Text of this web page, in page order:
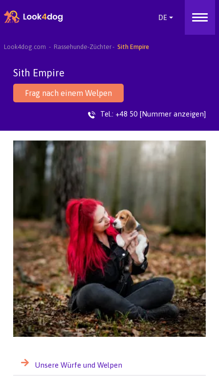
Look4dog.com Rassehunde-Züchter Sith Empire
Sith Empire
Frag nach einem Welpen
Tel.: +48 50 [Nummer anzeigen]
Unsere Würfe und Welpen